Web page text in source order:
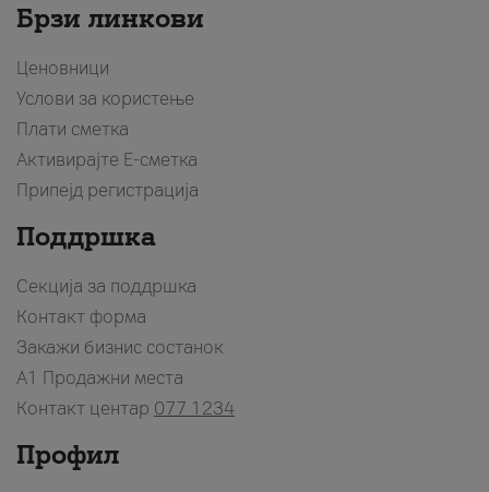
Брзи линкови
Ценовници
Услови за користење
Плати сметка
Активирајте Е-сметка
Припејд регистрација
Поддршка
Секција за поддршка
Контакт форма
Закажи бизнис состанок
A1 Продажни места
Контакт центар 077 1234
Профил